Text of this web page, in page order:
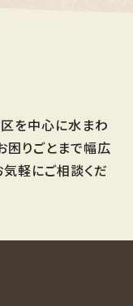
を中心に水まわ
困りごとまで幅広
気軽にご相談くだ